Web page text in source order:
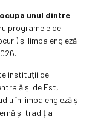
unul dintre
programele de
și limba engleză
instituții de
și de Est,
în limba engleză și
și tradiția